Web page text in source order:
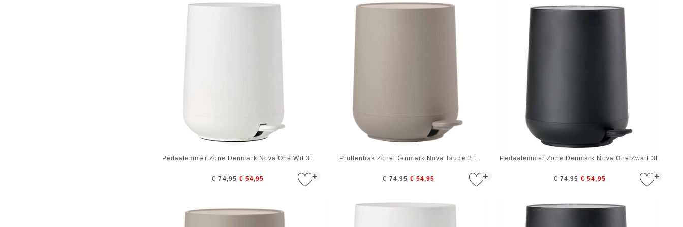
+
Pedaalemmer Zone Denmark Nova One Wit 3L
€ 74,95 € 54,95 +
Prullenbak Zone Denmark Nova Taupe 3 L
€ 74,95 € 54,95 +
Pedaalemmer Zone Denmark Nova One Zwart 3L
€ 74,95 € 54,95